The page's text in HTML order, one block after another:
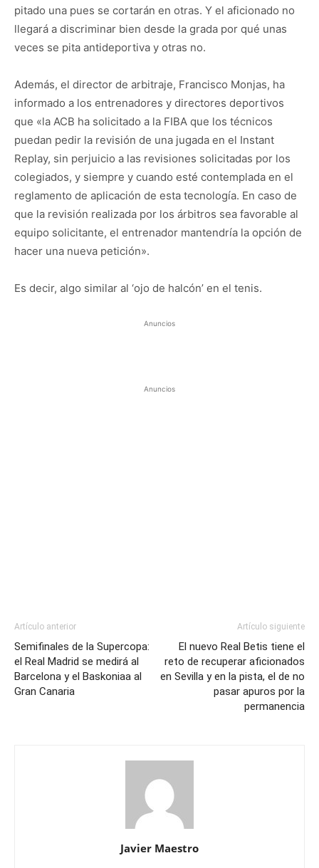
pitado una pues se cortarán en otras. Y el aficionado no
llegará a discriminar bien desde la grada por qué unas
veces se pita antideportiva y otras no.
Además, el director de arbitraje, Francisco Monjas, ha
informado a los entrenadores y directores deportivos
que «la ACB ha solicitado a la FIBA que los técnicos
puedan pedir la revisión de una jugada en el Instant
Replay, sin perjuicio a las revisiones solicitadas por los
colegiados, y siempre y cuando esté contemplada en el
reglamento de aplicación de esta tecnología. En caso de
que la revisión realizada por los árbitros sea favorable al
equipo solicitante, el entrenador mantendría la opción de
hacer una nueva petición».
Es decir, algo similar al ‘ojo de halcón’ en el tenis.
Anuncios
Anuncios
Artículo anterior
Semifinales de la Supercopa:
el Real Madrid se medirá al
Barcelona y el Baskoniaa al
Gran Canaria
Artículo siguiente
El nuevo Real Betis tiene el
reto de recuperar aficionados
en Sevilla y en la pista, el de no
pasar apuros por la
permanencia
Javier Maestro